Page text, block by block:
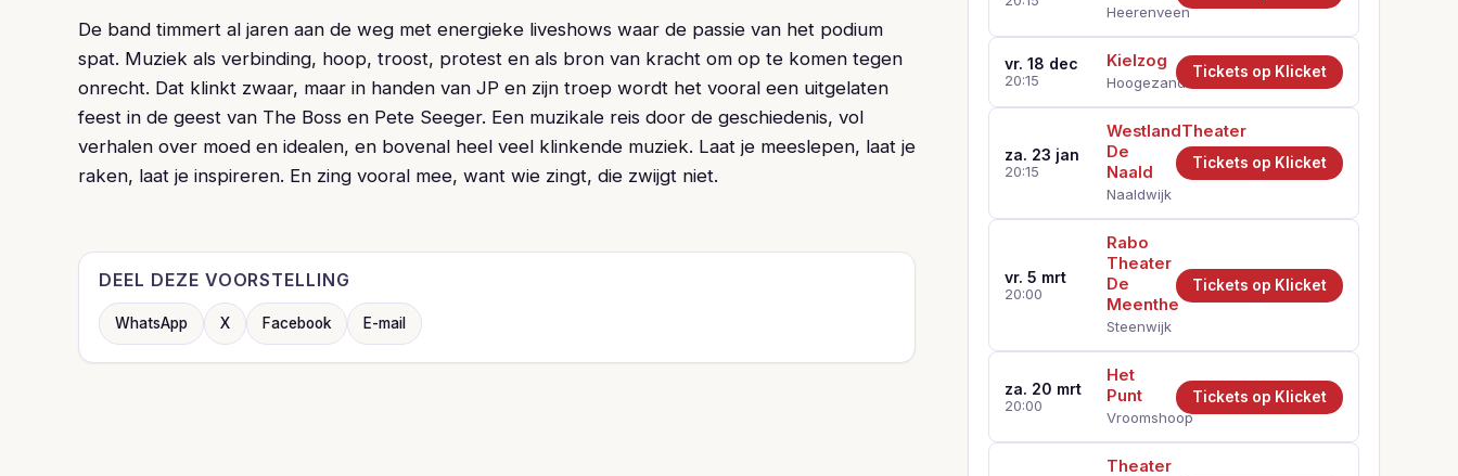
De band timmert al jaren aan de weg met energieke liveshows waar de passie van het podium
spat. Muziek als verbinding, hoop, troost, protest en als bron van kracht om op te komen tegen
onrecht. Dat klinkt zwaar, maar in handen van JP en zijn troep wordt het vooral een uitgelaten
feest in de geest van The Boss en Pete Seeger. Een muzikale reis door de geschiedenis, vol
verhalen over moed en idealen, en bovenal heel veel klinkende muziek. Laat je meeslepen, laat je
raken, laat je inspireren. En zing vooral mee, want wie zingt, die zwijgt niet.
DEEL DEZE VOORSTELLING
WhatsApp X Facebook E-mail
Heerenveen
vr. 18 dec
20:15
Kielzog
Hoogezand
Tickets op Klicket
za. 23 jan
20:15
WestlandTheater
De
Naald
Naaldwijk
Tickets op Klicket
vr. 5 mrt
20:00
Rabo
Theater
De
Meenthe
Steenwijk
Tickets op Klicket
za. 20 mrt
20:00
Het
Punt
Vroomshoop
Tickets op Klicket
Theater